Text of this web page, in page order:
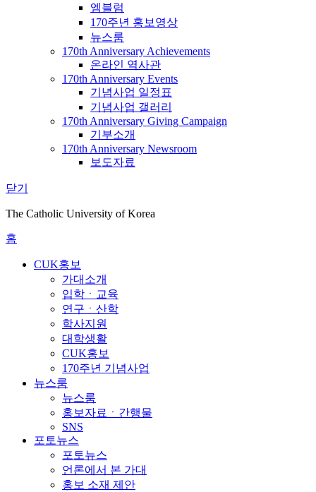
엠블럼
170주년 홍보영상
뉴스룸
170th Anniversary Achievements
온라인 역사관
170th Anniversary Events
기념사업 일정표
기념사업 갤러리
170th Anniversary Giving Campaign
기부소개
170th Anniversary Newsroom
보도자료
닫기
The Catholic University of Korea
홈
CUK홍보
가대소개
입학ㆍ교육
연구ㆍ산학
학사지원
대학생활
CUK홍보
170주년 기념사업
뉴스룸
뉴스룸
홍보자료ㆍ간행물
SNS
포토뉴스
포토뉴스
언론에서 본 가대
홍보 소재 제안